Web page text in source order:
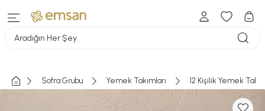
Aradığın Her Şey
Sofra Grubu Yemek Takımları 12 Kişilik Yemek